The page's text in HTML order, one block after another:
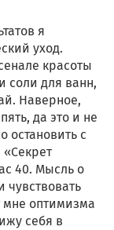
я
уход.
красоты
соли для ванн,
Наверное,
да это и не
остановить с
40. Мысль о
чувствовать
мне оптимизма
себя в